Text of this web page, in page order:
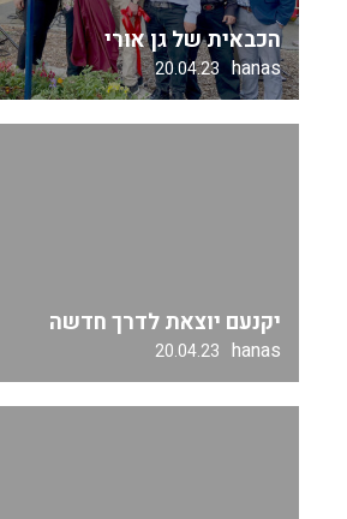
הכבאית של גן אורי
hanas
20.04.23
יקנעם יוצאת לדרך חדשה
hanas
20.04.23